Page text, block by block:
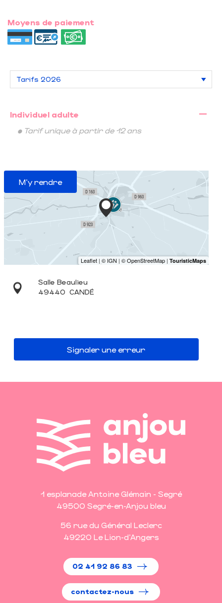
Moyens de paiement
Individuel adulte
—
• Tarif unique à partir de 12 ans
M'y rendre
Salle Beaulieu
49440 CANDÉ
Signaler une erreur
1 esplanade Antoine Glémain - Segré
49500 Segré-en-Anjou bleu
56 rue du Général Leclerc
49220 Le Lion-d'Angers
02 41 92 86 83
contactez-nous